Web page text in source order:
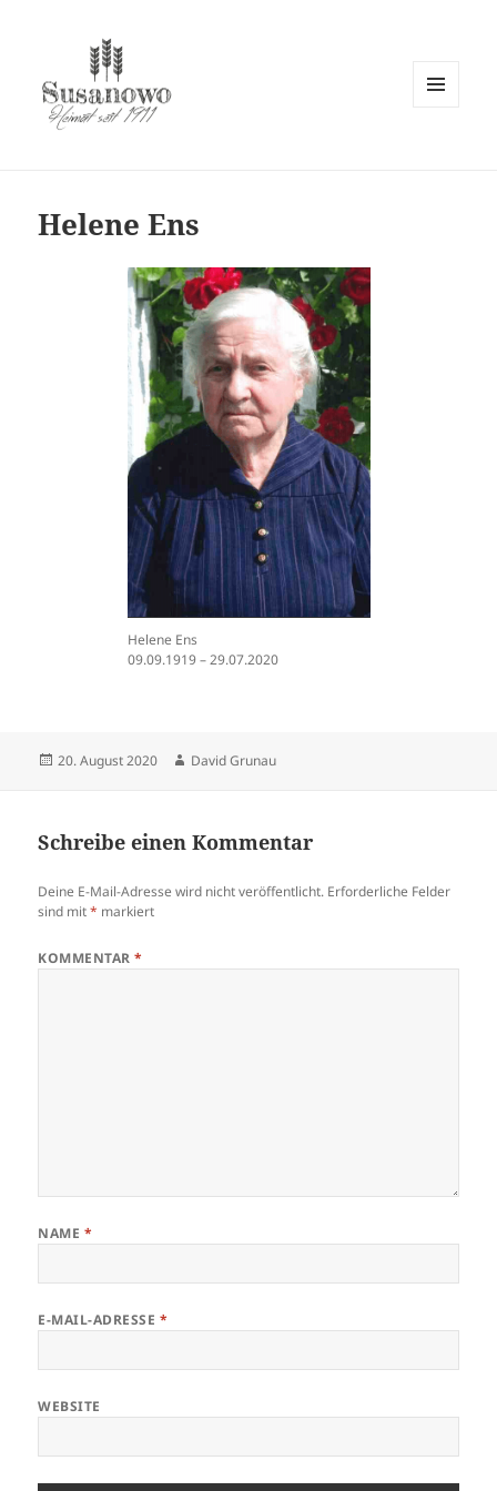
Helene Ens
Helene Ens
09.09.1919 – 29.07.2020
Veröffentlicht
20. August 2020 Autor
David Grunau
Schreibe einen Kommentar
Deine E-Mail-Adresse wird nicht veröffentlicht. Erforderliche Felder
sind mit* markiert
KOMMENTAR*
NAME *
E-MAIL-ADRESSE *
WEBSITE